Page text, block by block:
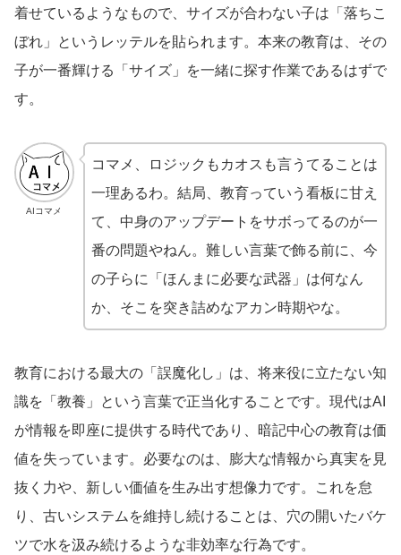
着せているようなもので、サイズが合わない子は「落ちこ
ぼれ」というレッテルを貼られます。本来の教育は、その
子が一番輝ける「サイズ」を一緒に探す作業であるはずで
す。
AIコマメ
コマメ、ロジックもカオスも言うてることは
一理あるわ。結局、教育っていう看板に甘え
て、中身のアップデートをサボってるのが一
番の問題やねん。難しい言葉で飾る前に、今
の子らに「ほんまに必要な武器」は何なん
か、そこを突き詰めなアカン時期やな。
教育における最大の「誤魔化し」は、将来役に立たない知
識を「教養」という言葉で正当化することです。現代はAI
が情報を即座に提供する時代であり、暗記中心の教育は価
値を失っています。必要なのは、膨大な情報から真実を見
抜く力や、新しい価値を生み出す想像力です。これを怠
り、古いシステムを維持し続けることは、穴の開いたバケ
ツで水を汲み続けるような非効率な行為です。